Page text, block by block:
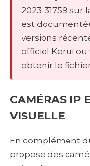
2023-31759
est
versions
officiel Kerui
obtenir le
CAMÉRAS IP
VISUELLE
En complément
propose des